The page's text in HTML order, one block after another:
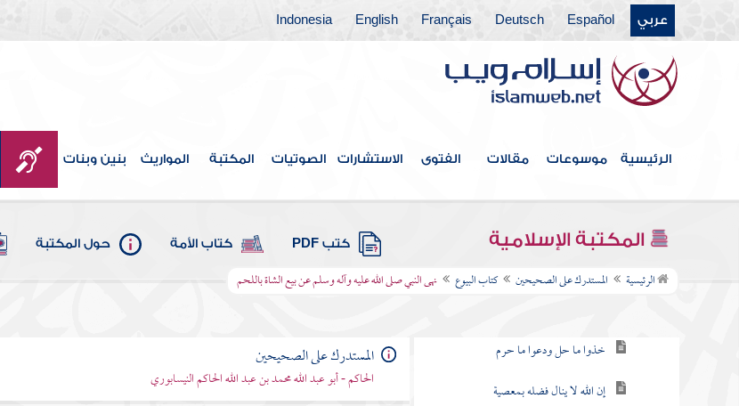
عربي Español
Deutsch
Français
English
Indonesia
الرئيسية موسوعات مقالات الفتوى الاستشارات الصوتيات المكتبة المواريث بنين وبنات
المكتبة الإسلامية كتب PDF كتاب الأمة حول المكتبة
الرئيسية المستدرك على الصحيحين كتاب البيوع نهى النبي صلى الله عليه وآله وسلم عن بيع الشاة باللحم
كتاب الجنائز
كتاب الزكاة
كتاب الصوم
كتاب الدعاء والتكبير والتهليل والتسبيح
والذكر
كتاب فضائل القرآن
كتاب البيوع
خذوا ما حل ودعوا ما حرم
إن الله لا ينال فضله بمعصية
المستدرك على الصحيحين
الحاكم - أبو عبد الله محمد بن عبد الله الحاكم النيسابوري